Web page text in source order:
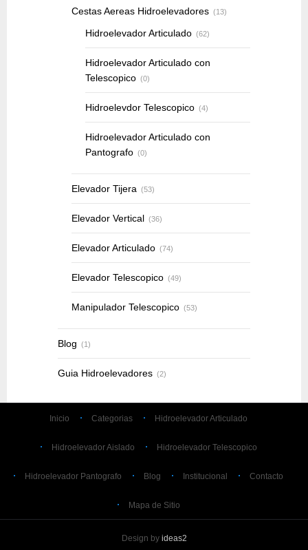
Cestas Aereas Hidroelevadores (13)
Hidroelevador Articulado (62)
Hidroelevador Articulado con
Telescopico (0)
Hidroelevdor Telescopico (4)
Hidroelevador Articulado con
Pantografo (0)
Elevador Tijera (53)
Elevador Vertical (36)
Elevador Articulado (74)
Elevador Telescopico (49)
Manipulador Telescopico (53)
Blog (1)
Guia Hidroelevadores (2)
Inicio Categorias Hidroelevador Articulado
Hidroelevador Aislado Hidroelevador Telescopico
Hidroelevador Pantografo Blog Institucional Contacto
Mapa de Sitio
Design by ideas2